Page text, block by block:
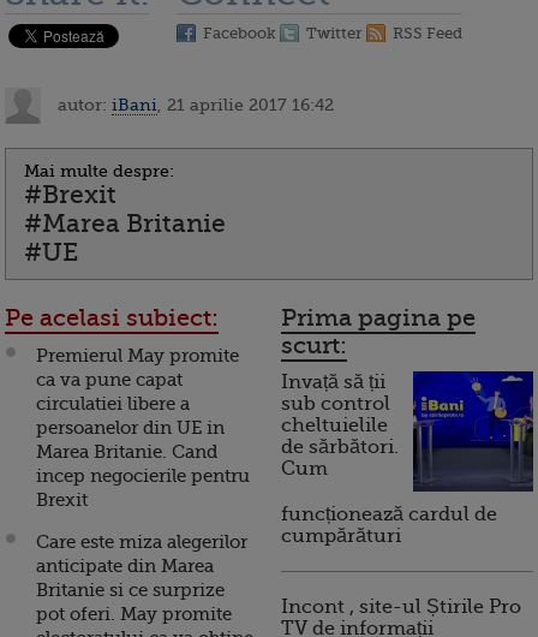
Facebook Twitter RSS Feed
autor: iBani , 21 aprilie 2017 16:42
Mai multe despre:
#Brexit
#Marea Britanie
#UE
Pe acelasi subiect:
Premierul May promite
ca va pune capat
circulatiei libere a
persoanelor din UE in
Marea Britanie. Cand
incep negocierile pentru
Brexit
Care este miza alegerilor
anticipate din Marea
Britanie si ce surprize
pot oferi. May promite
Prima pagina pe
scurt:
Invață să ții
sub control
cheltuielile
de sărbători.
Cum
funcționează cardul de
cumpărături
Incont , site-ul Știrile Pro
TV de informații